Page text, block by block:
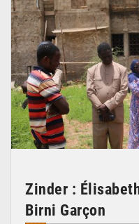
Zinder :
Birni Garçon